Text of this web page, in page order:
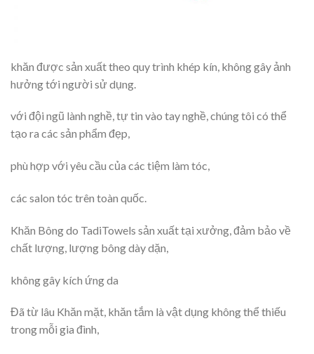
khăn được sản xuất theo quy trình khép kín, không gây ảnh
hưởng tới người sử dụng.
với đội ngũ lành nghề, tự tin vào tay nghề, chúng tôi có thể
tạo ra các sản phẩm đẹp,
phù hợp với yêu cầu của các tiệm làm tóc,
các salon tóc trên toàn quốc.
Khăn Bông do TadiTowels sản xuất tại xưởng, đảm bảo về
chất lượng, lượng bông dày dặn,
không gây kích ứng da
Đã từ lâu Khăn mặt, khăn tắm là vật dụng không thể thiếu
trong mỗi gia đình,